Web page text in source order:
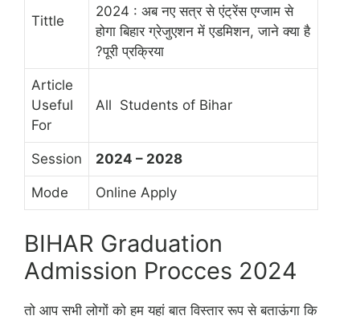
Tittle
2024 : अब नए सत्र से एंट्रेंस एग्जाम से
होगा बिहार ग्रेजुएशन में एडमिशन, जाने क्या है
?पूरी प्रक्रिया
Article
Useful
For
All Students of Bihar
Session 2024 – 2028
Mode Online Apply
BIHAR Graduation
Admission Procces 2024
तो आप सभी लोगों को हम यहां बात विस्तार रूप से बताऊंगा कि